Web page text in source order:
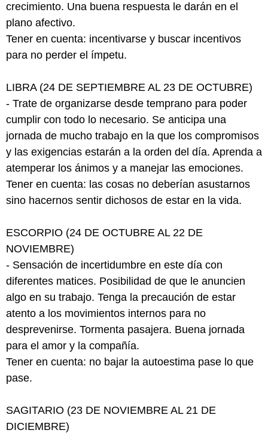
crecimiento. Una buena respuesta le darán en el
plano afectivo.
Tener en cuenta: incentivarse y buscar incentivos
para no perder el ímpetu.
LIBRA (24 DE SEPTIEMBRE AL 23 DE OCTUBRE)
- Trate de organizarse desde temprano para poder
cumplir con todo lo necesario. Se anticipa una
jornada de mucho trabajo en la que los compromisos
y las exigencias estarán a la orden del día. Aprenda a
atemperar los ánimos y a manejar las emociones.
Tener en cuenta: las cosas no deberían asustarnos
sino hacernos sentir dichosos de estar en la vida.
ESCORPIO (24 DE OCTUBRE AL 22 DE
NOVIEMBRE)
- Sensación de incertidumbre en este día con
diferentes matices. Posibilidad de que le anuncien
algo en su trabajo. Tenga la precaución de estar
atento a los movimientos internos para no
desprevenirse. Tormenta pasajera. Buena jornada
para el amor y la compañía.
Tener en cuenta: no bajar la autoestima pase lo que
pase.
SAGITARIO (23 DE NOVIEMBRE AL 21 DE
DICIEMBRE)